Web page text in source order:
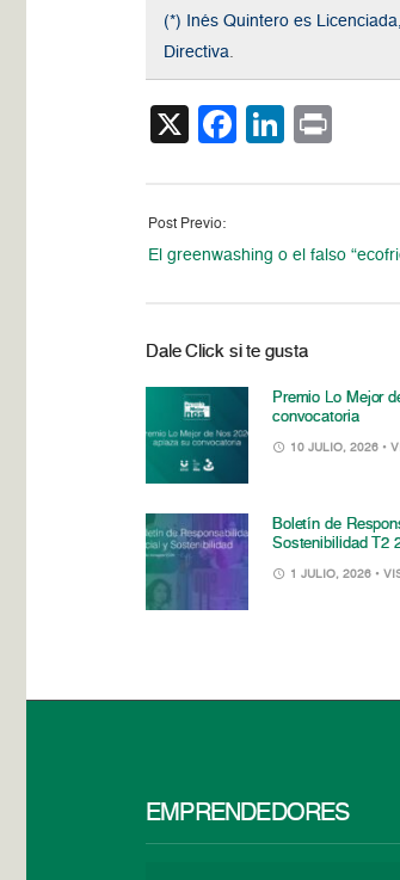
(*) Inés Quintero es
Directiva
X Facebook
Post Previo:
El greenwashing o el falso
Dale Click si te gusta
Premio Lo Mejor
convocatoria
10 JULIO, 2026 •
Boletín de
Sostenibilidad T2
1 JULIO, 2026 •
EMPRENDEDORES